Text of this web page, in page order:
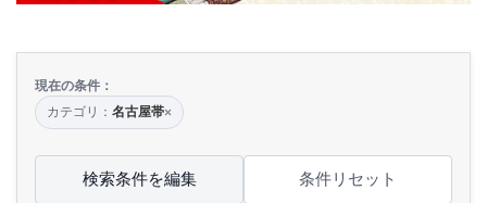
現在の条件：
カテゴリ： 名古屋帯×
検索条件を編集 条件リセット